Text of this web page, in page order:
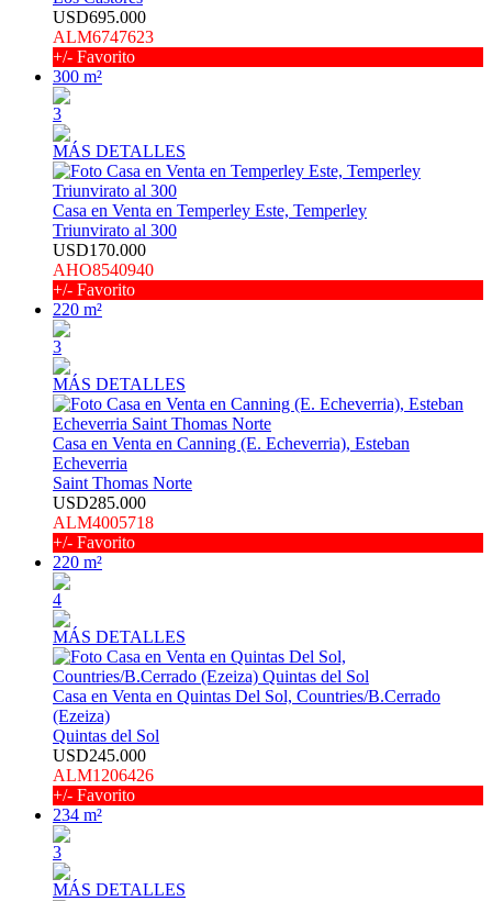
USD695.000
ALM6747623
+/- Favorito
300 m²
3
MÁS DETALLES
Casa en Venta en Temperley Este, Temperley
Triunvirato al 300
USD170.000
AHO8540940
+/- Favorito
220 m²
3
MÁS DETALLES
Casa en Venta en Canning (E. Echeverria), Esteban
Echeverria
Saint Thomas Norte
USD285.000
ALM4005718
+/- Favorito
220 m²
4
MÁS DETALLES
Casa en Venta en Quintas Del Sol, Countries/B.Cerrado
(Ezeiza)
Quintas del Sol
USD245.000
ALM1206426
+/- Favorito
234 m²
3
MÁS DETALLES